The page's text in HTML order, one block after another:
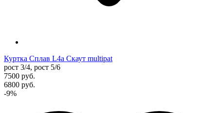
Куртка Сплав L4a Скаут multipat
рост 3/4, рост 5/6
7500 руб.
6800 руб.
-9%